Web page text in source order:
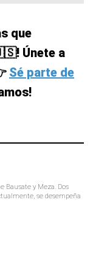
que
Únete a
Sé parte de
Bausate y Meza. Dos
se desempeña